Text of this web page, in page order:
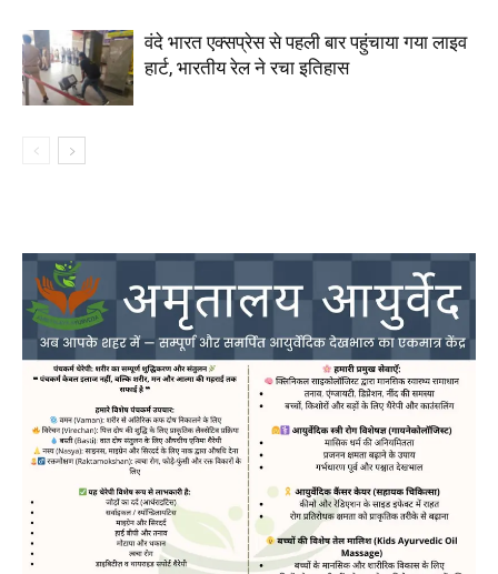
वंदे भारत एक्सप्रेस से पहली बार पहुंचाया गया लाइव
हार्ट, भारतीय रेल ने रचा इतिहास